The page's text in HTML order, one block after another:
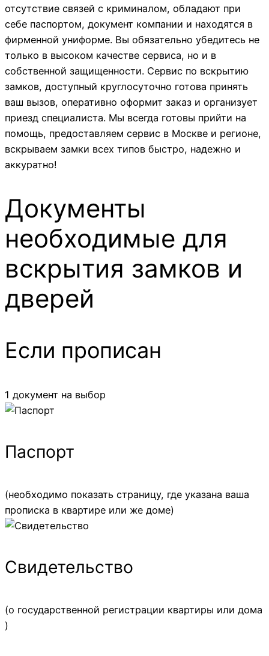
отсутствие связей с криминалом, обладают при
себе паспортом, документ компании и находятся в
фирменной униформе. Вы обязательно убедитесь не
только в высоком качестве сервиса, но и в
собственной защищенности. Сервис по вскрытию
замков, доступный круглосуточно готова принять
ваш вызов, оперативно оформит заказ и организует
приезд специалиста. Мы всегда готовы прийти на
помощь, предоставляем сервис в Москве и регионе,
вскрываем замки всех типов быстро, надежно и
аккуратно!
Документы
необходимые для
вскрытия замков и
дверей
Если прописан
1 документ на выбор
Паспорт
(необходимо показать страницу, где указана ваша
прописка в квартире или же доме)
Свидетельство
(о государственной регистрации квартиры или дома
)